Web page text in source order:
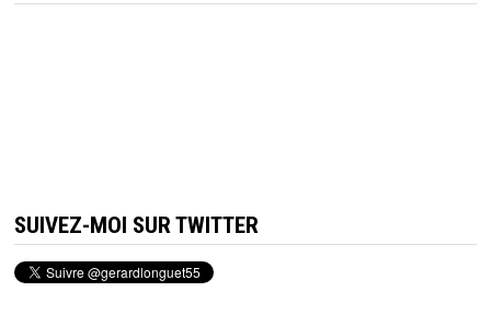
SUIVEZ-MOI SUR TWITTER